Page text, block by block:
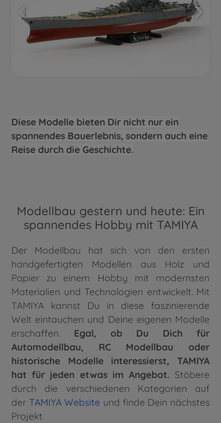
Diese Modelle bieten Dir nicht nur ein
spannendes Bauerlebnis, sondern auch eine
Reise durch die Geschichte.
Modellbau gestern und heute: Ein
spannendes Hobby mit TAMIYA
Der Modellbau hat sich von den ersten
handgefertigten Modellen aus Holz und
Papier zu einem Hobby mit modernsten
Materialien und Technologien entwickelt. Mit
TAMIYA kannst Du in diese faszinierende
Welt eintauchen und Deine eigenen Modelle
erschaffen. Egal, ob Du Dich für
Automodellbau, RC Modellbau oder
historische Modelle interessierst, TAMIYA
hat für jeden etwas im Angebot. Stöbere
durch die verschiedenen Kategorien auf
der TAMIYA Website und finde Dein nächstes
Projekt.